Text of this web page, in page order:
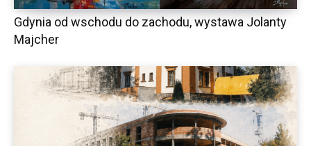
Gdynia od wschodu do zachodu, wystawa Jolanty
Majcher